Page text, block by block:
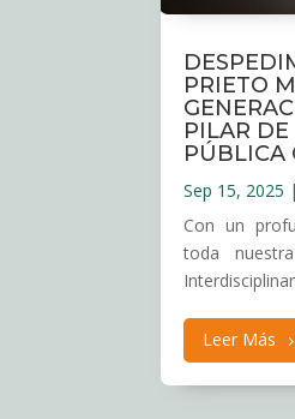
PRIETO
PILAR
PÚBLICA
Sep 15, 2025 |
Con un
toda
Leer Más